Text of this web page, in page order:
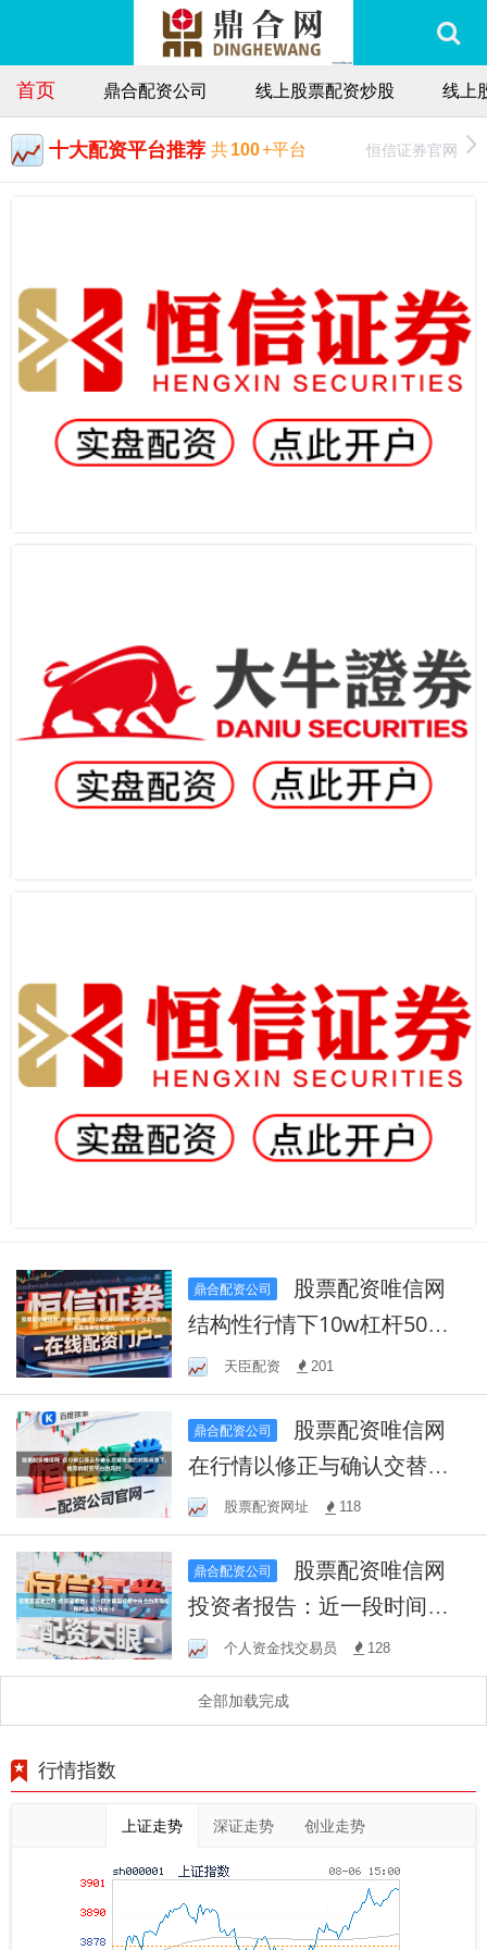
首页 鼎合配资公司 线上股票配资炒股 线上
十大配资平台推荐 共100+平台 恒信证券官网
鼎合配资公司
结构性行情下10w杠杆50倍
赚多少回本的信息披露准确
性管理代
天臣配资 201
鼎合配资公司
在行情以修正与确认交替推
进的时期背景下,推荐的配资
平台的风控
股票配资网址 118
鼎合配资公司
投资者报告：近一段时间偏
好集中持仓的高确信账户使
用1万元10
个人资金找交易员 128
全部加载完成
行情指数
上证走势 深证走势 创业走势